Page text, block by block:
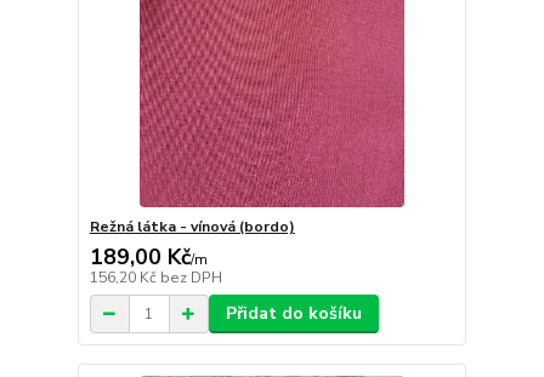
Režná látka - vínová (bordo)
189,00 Kč/m
156,20 Kč bez DPH
Přidat do košíku